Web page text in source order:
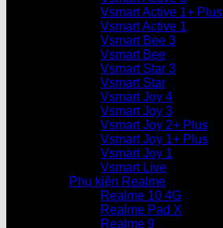
Vsmart Active 1+ Plus
Vsmart Active 1
Vsmart Bee 3
Vsmart Bee
Vsmart Star 3
Vsmart Star
Vsmart Joy 4
Vsmart Joy 3
Vsmart Joy 2+ Plus
Vsmart Joy 1+ Plus
Vsmart Joy 1
Vsmart Live
Phụ kiện Realme
Realme 10 4G
Realme Pad X
Realme 9